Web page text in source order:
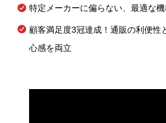
特定メーカーに偏らない、最適な
顧客満足度3冠達成！通販の利便性
心感を両立